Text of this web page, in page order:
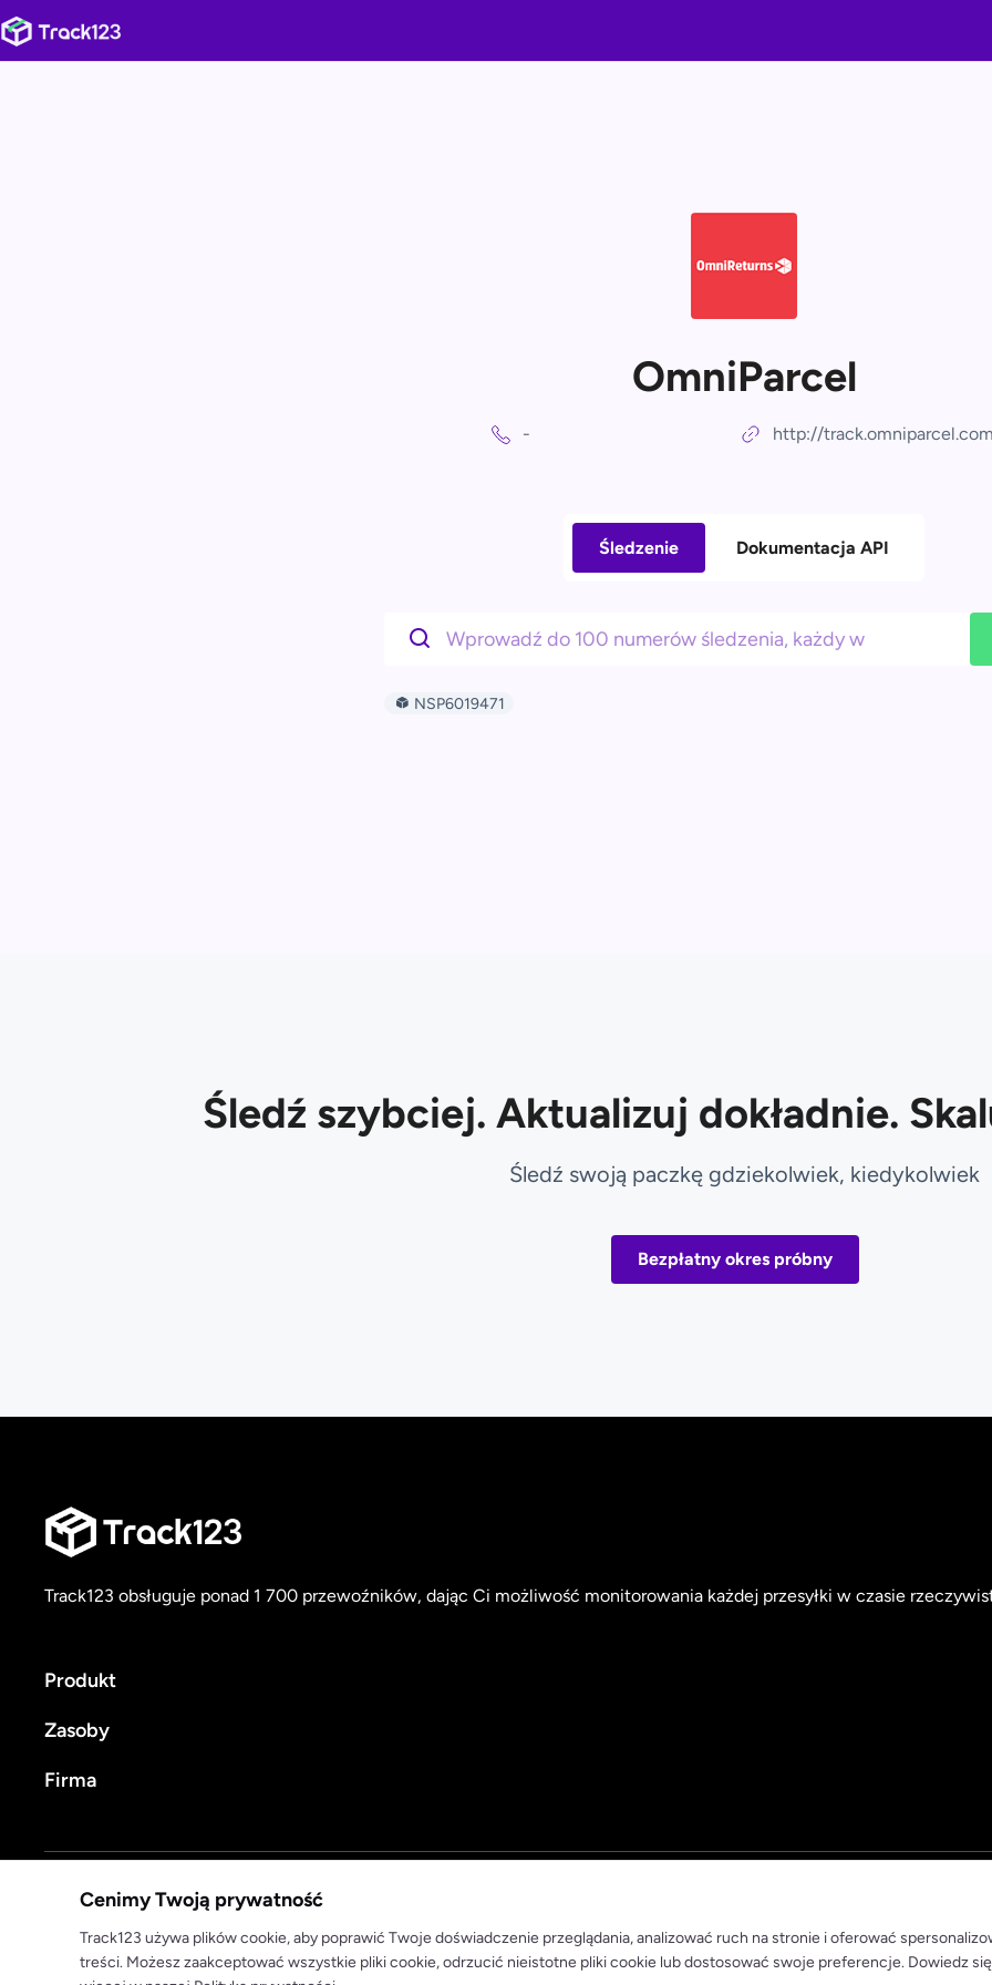
OmniParcel
- http://
Śledzenie Dokumentacja API
NSP6019471
Śledź szybciej. Aktualizuj dokładnie.
Śledź swoją paczkę gdziekolwiek, kiedykolwiek
Bezpłatny okres próbny
Track123 obsługuje ponad 1 700 przewoźników, dając Ci możliwość monitorowania każdej przesyłki w czasie
Produkt
Zasoby
Firma
Polityka prywatności Warunki korzystania
© 2025 track123. Wszelkie prawa zastrzeżone
Cenimy Twoją prywatność
Track123 używa plików cookie, aby poprawić Twoje doświadczenie przeglądania, analizować ruch na stronie i oferować
treści. Możesz zaakceptować wszystkie pliki cookie, odrzucić nieistotne pliki cookie lub dostosować swoje preferencje. Dowiedz się